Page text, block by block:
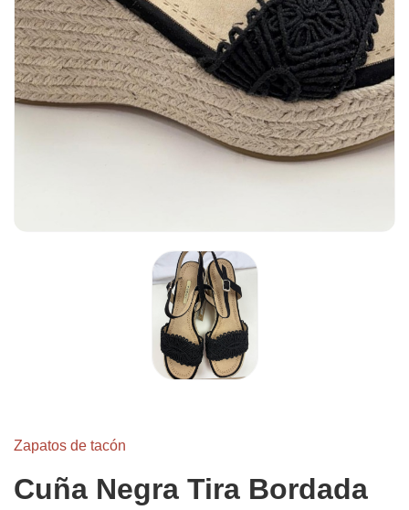
Zapatos de tacón
Cuña Negra Tira Bordada